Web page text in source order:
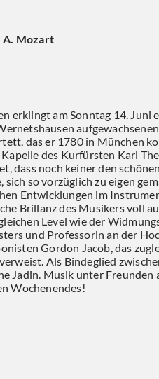
A. Mozart
erklingt am Sonntag 14.
das er 1780 in München
des Kurfürsten Karl
dass noch keiner den
so vorzüglich zu eigen
Entwicklungen im
Brillanz des Musikers voll
Level wie der
und Professorin an der
Gordon Jacob, das
Als Bindeglied
Jadin. Musik unter Freunden
Wochenendes!